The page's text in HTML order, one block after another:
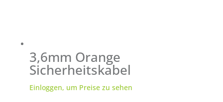
3,6mm Orange
Sicherheitskabel
Einloggen, um Preise zu sehen